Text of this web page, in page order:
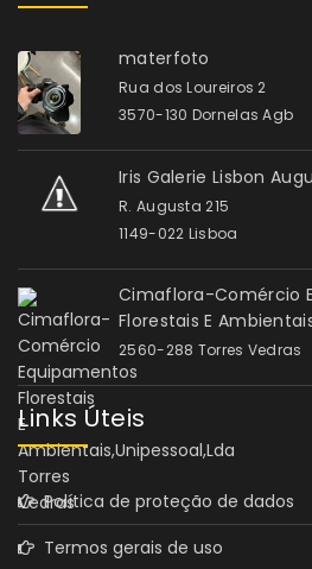
materfoto
Rua dos Loureiros 2
3570-130 Dornelas Agb
Iris Galerie Lisbon
R. Augusta 215
1149-022 Lisboa
Cimaflora-Comércio
Florestais E
2560-288 Torres Vedras
Links Úteis
Política de proteção de dados
Termos gerais de uso